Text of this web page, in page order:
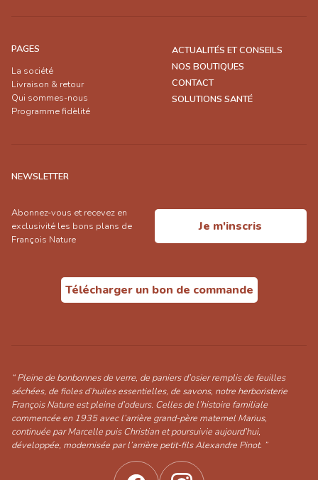
PAGES
La société
Livraison & retour
Qui sommes-nous
Programme fidèlité
ACTUALITÉS ET CONSEILS
NOS BOUTIQUES
CONTACT
SOLUTIONS SANTÉ
NEWSLETTER
Abonnez-vous et recevez en
exclusivité les bons plans de
François Nature
Je m'inscris
Télécharger un bon de commande
“ Pleine de bonbonnes de verre, de paniers d’osier remplis de feuilles
séchées, de fioles d’huiles essentielles, de savons, notre herboristerie
François Nature est pleine d’odeurs. Celles de l’histoire familiale
commencée en 1935 avec l’arrière grand-père maternel Marius,
continuée par Marcelle puis Christian et poursuivie aujourd’hui,
développée, modernisée par l’arrière petit-fils Alexandre Pinot. ”